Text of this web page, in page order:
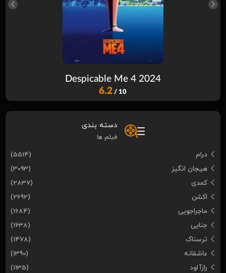
Despicable Me 4 2024
6.2 / 10
دسته بندی
فیلم ها
درام
(5514)
هیجان انگیز
(3093)
کمدی
(2837)
اکشن
(2692)
ماجراجویی
(1684)
جنایی
(1638)
ترسناک
(1478)
عاشقانه
(1390)
رازآلود
(1135)